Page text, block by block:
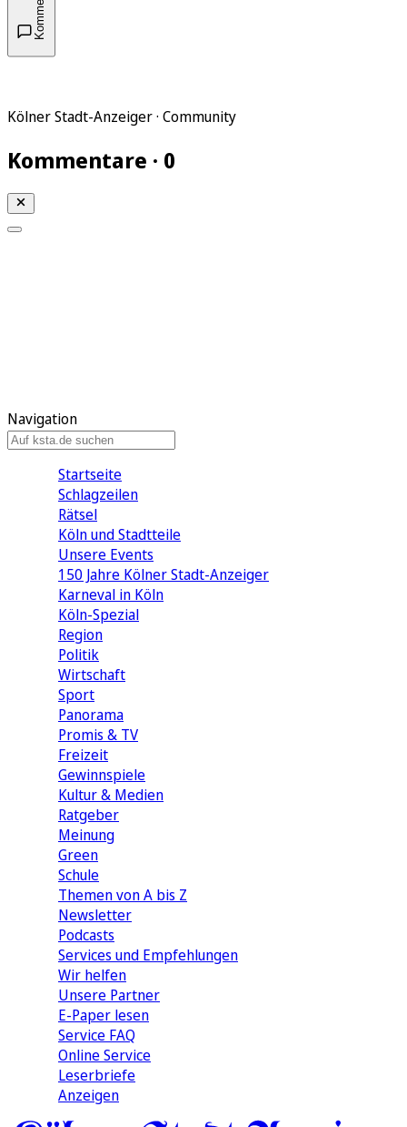
Kölner Stadt-Anzeiger · Community
Kommentare · 0
Navigation
Startseite
Schlagzeilen
Rätsel
Köln und Stadtteile
Unsere Events
150 Jahre Kölner Stadt-Anzeiger
Karneval in Köln
Köln-Spezial
Region
Politik
Wirtschaft
Sport
Panorama
Promis & TV
Freizeit
Gewinnspiele
Kultur & Medien
Ratgeber
Meinung
Green
Schule
Themen von A bis Z
Newsletter
Podcasts
Services und Empfehlungen
Wir helfen
Unsere Partner
E-Paper lesen
Service FAQ
Online Service
Leserbriefe
Anzeigen